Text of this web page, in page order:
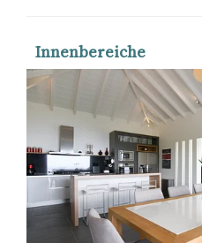
Innenbereiche